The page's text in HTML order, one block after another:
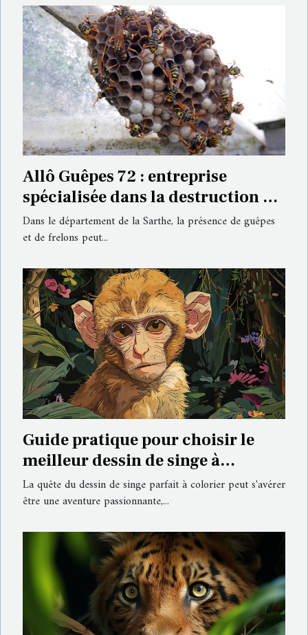
Allô Guêpes 72 : entreprise
spécialisée dans la destruction de
nid de guêpes en Sarthe
Dans le département de la Sarthe, la présence de guêpes
et de frelons peut...
Guide pratique pour choisir le
meilleur dessin de singe à
colorier
La quête du dessin de singe parfait à colorier peut s'avérer
être une aventure passionnante,...